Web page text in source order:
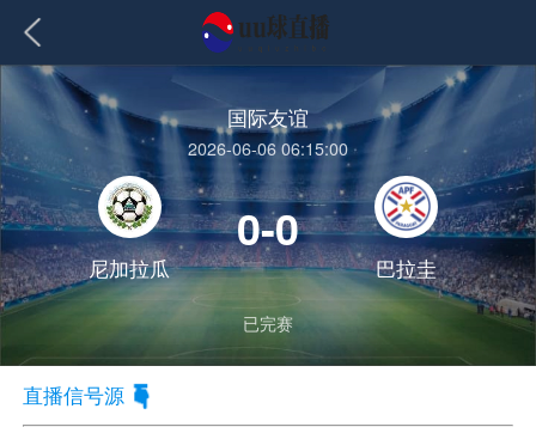
国际友谊
2026-06-06 06:15:00
尼加拉瓜
0-0
巴拉圭
已完赛
直播信号源